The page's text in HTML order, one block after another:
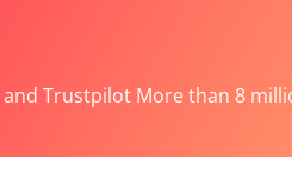
and Trustpilot More than 8